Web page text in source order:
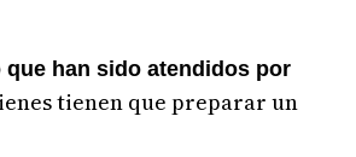
han sido atendidos por
tienen que preparar un